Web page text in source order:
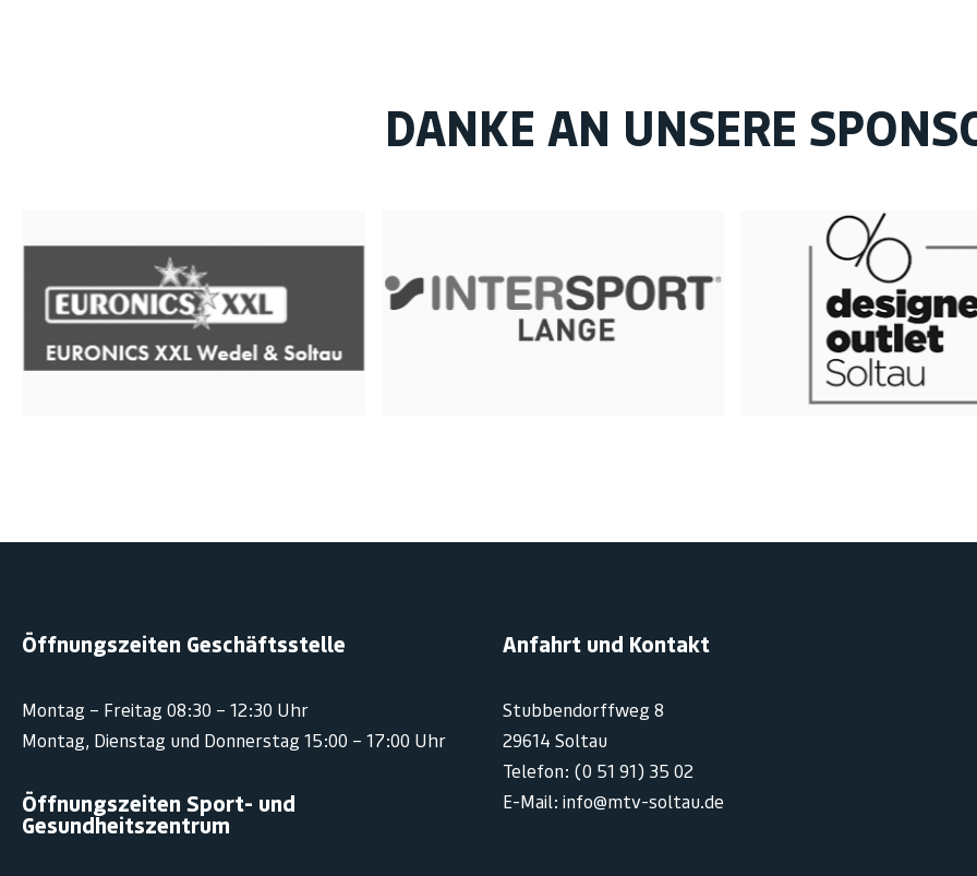
DANKE AN UNSERE
Öffnungszeiten Geschäftsstelle
Montag – Freitag 08:30 – 12:30 Uhr
Montag, Dienstag und Donnerstag 15:00 – 17:00 Uhr
Öffnungszeiten Sport- und
Gesundheitszentrum
Anfahrt und Kontakt
Stubbendorffweg 8
29614 Soltau
Telefon: (0 51 91) 35 02
E-Mail: info@mtv-soltau.de